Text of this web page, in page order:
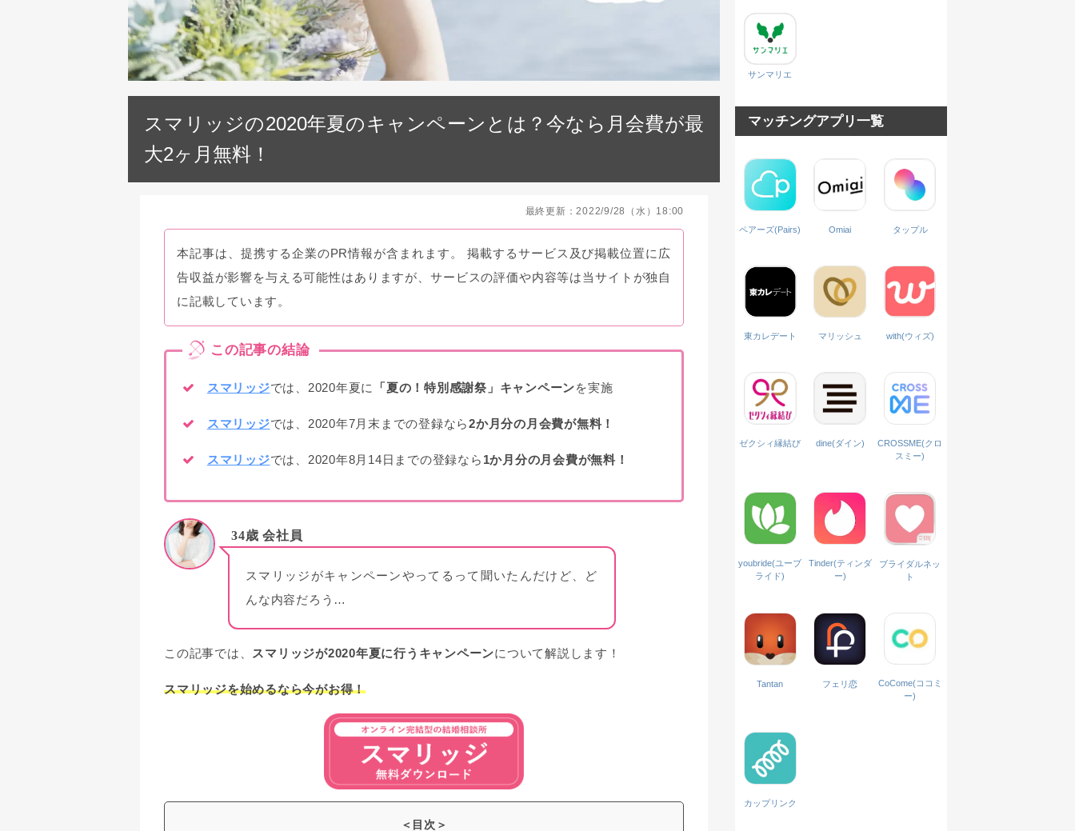
スマリッジの2020年夏のキャンペーンとは？今なら月会費が最
大2ヶ月無料！
最終更新：2022/9/28（水）18:00
本記事は、提携する企業のPR情報が含まれます。 掲載するサービス及び掲載位置に広
告収益が影響を与える可能性はありますが、サービスの評価や内容等は当サイトが独自
に記載しています。
スマリッジでは、2020年夏に 「夏の！特別感謝祭」キャンペーンを実施
スマリッジでは、2020年7月末までの登録なら2か月分の月会費が無料！
スマリッジでは、2020年8月14日までの登録なら 1か月分の月会費が無料！
34歳 会社員
スマリッジがキャンペーンやってるって聞いたんだけど、ど
んな内容だろう…
この記事では、 スマリッジが2020年夏に行うキャンペーンについて解説します！
スマリッジを始めるなら今がお得！
サンマリエ
マッチングアプリ一覧
ペアーズ(Pairs) Omiai タップル
東カレデート マリッシュ with(ウィズ)
ゼクシィ縁結び dine(ダイン)
CROSSME(クロ
スミー)
youbride(ユーブ
ライド)
Tinder(ティンダ
ー)
ブライダルネッ
ト
Tantan フェリ恋
CoCome(ココミ
ー)
カップリンク